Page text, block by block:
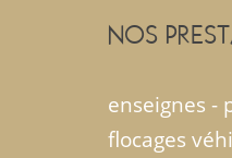
NOS
enseignes -
flocages